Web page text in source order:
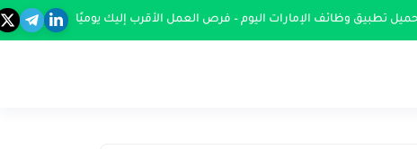
تطبيق وظائف الإمارات اليوم – فرص العمل الأقرب إليك يوميًا